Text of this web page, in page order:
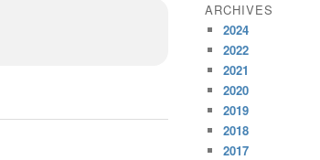
ARCHIVES
2024
2022
2021
2020
2019
2018
2017